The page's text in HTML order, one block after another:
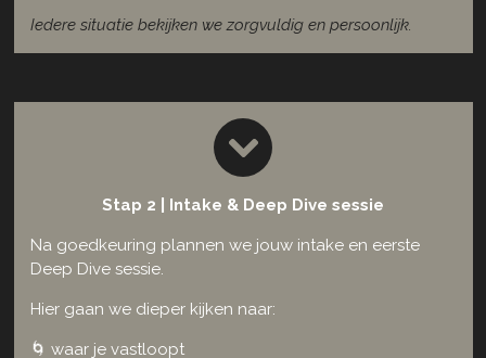
Iedere situatie bekijken we zorgvuldig en persoonlijk.
Stap 2 | Intake & Deep Dive sessie
Na goedkeuring plannen we jouw intake en eerste
Deep Dive sessie.
Hier gaan we dieper kijken naar:
🌀 waar je vastloopt